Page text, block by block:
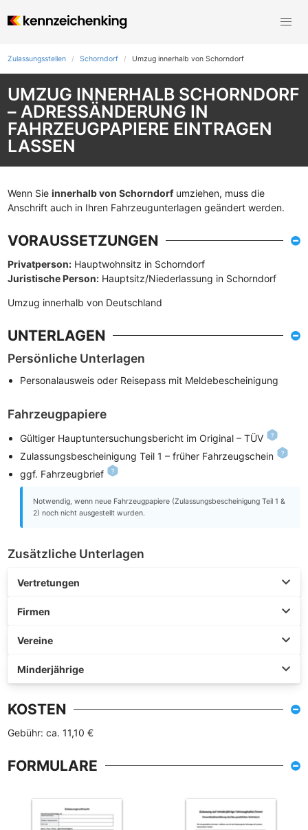
Zulassungsstellen Schorndorf Umzug innerhalb von Schorndorf
UMZUG INNERHALB SCHORNDORF
– ADRESSÄNDERUNG IN
FAHRZEUGPAPIERE EINTRAGEN
LASSEN
Wenn Sie innerhalb von Schorndorfumziehen, muss die
Anschrift auch in Ihren Fahrzeugunterlagen geändert werden.
VORAUSSETZUNGEN
Privatperson: Hauptwohnsitz in Schorndorf
Juristische Person: Hauptsitz/Niederlassung in Schorndorf
Umzug innerhalb von Deutschland
UNTERLAGEN
Persönliche Unterlagen
Personalausweis oder Reisepass mit Meldebescheinigung
Fahrzeugpapiere
Gültiger Hauptuntersuchungsbericht im Original – TÜV
Zulassungsbescheinigung Teil 1 – früher Fahrzeugschein
ggf. Fahrzeugbrief
Notwendig, wenn neue Fahrzeugpapiere (Zulassungsbescheinigung Teil 1 &
2) noch nicht ausgestellt wurden.
Zusätzliche Unterlagen
Vertretungen
Firmen
Vereine
Minderjährige
KOSTEN
Gebühr: ca. 11,10 €
FORMULARE